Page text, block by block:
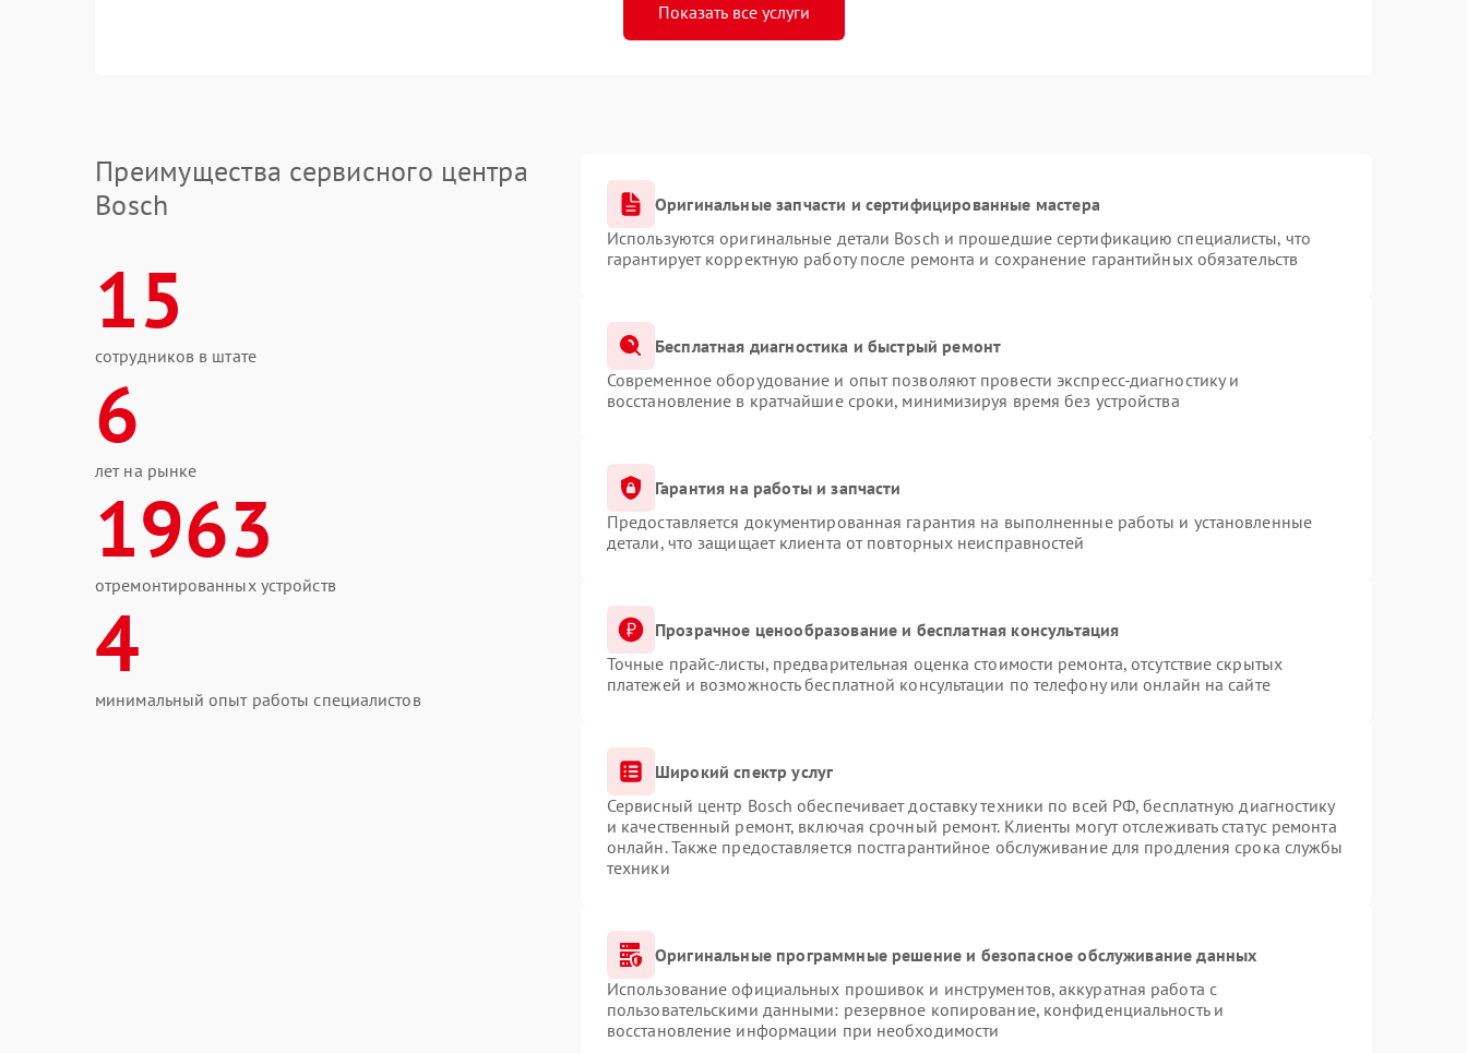
Показать все услуги
Преимущества сервисного центра
Bosch
15
сотрудников в штате
6
лет на рынке
1963
отремонтированных устройств
4
минимальный опыт работы специалистов
Оригинальные запчасти и сертифицированные мастера
Используются оригинальные детали Bosch и прошедшие сертификацию специалисты, что
гарантирует корректную работу после ремонта и сохранение гарантийных обязательств
Бесплатная диагностика и быстрый ремонт
Современное оборудование и опыт позволяют провести экспресс-диагностику и
восстановление в кратчайшие сроки, минимизируя время без устройства
Гарантия на работы и запчасти
Предоставляется документированная гарантия на выполненные работы и установленные
детали, что защищает клиента от повторных неисправностей
Прозрачное ценообразование и бесплатная консультация
Точные прайс-листы, предварительная оценка стоимости ремонта, отсутствие скрытых
платежей и возможность бесплатной консультации по телефону или онлайн на сайте
Широкий спектр услуг
Сервисный центр Bosch обеспечивает доставку техники по всей РФ, бесплатную диагностику
и качественный ремонт, включая срочный ремонт. Клиенты могут отслеживать статус ремонта
онлайн. Также предоставляется постгарантийное обслуживание для продления срока службы
техники
Оригинальные программные решение и безопасное обслуживание данных
Использование официальных прошивок и инструментов, аккуратная работа с
пользовательскими данными: резервное копирование, конфиденциальность и
восстановление информации при необходимости